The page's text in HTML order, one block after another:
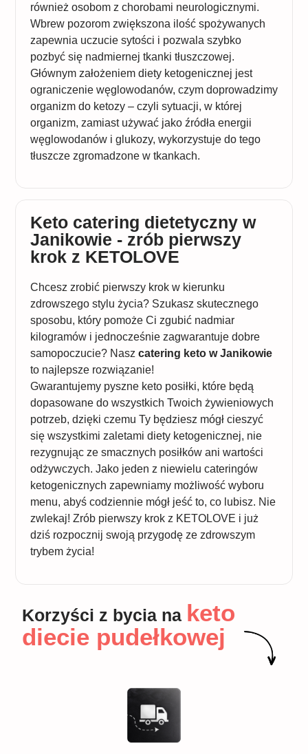
również osobom z chorobami neurologicznymi.
Wbrew pozorom zwiększona ilość spożywanych
zapewnia uczucie sytości i pozwala szybko
pozbyć się nadmiernej tkanki tłuszczowej.
Głównym założeniem diety ketogenicznej jest
ograniczenie węglowodanów, czym doprowadzimy
organizm do ketozy – czyli sytuacji, w której
organizm, zamiast używać jako źródła energii
węglowodanów i glukozy, wykorzystuje do tego
tłuszcze zgromadzone w tkankach.
Keto catering dietetyczny w
Janikowie - zrób pierwszy
krok z KETOLOVE
Chcesz zrobić pierwszy krok w kierunku
zdrowszego stylu życia? Szukasz skutecznego
sposobu, który pomoże Ci zgubić nadmiar
kilogramów i jednocześnie zagwarantuje dobre
samopoczucie? Nasz catering keto w Janikowie
to najlepsze rozwiązanie!
Gwarantujemy pyszne keto posiłki, które będą
dopasowane do wszystkich Twoich żywieniowych
potrzeb, dzięki czemu Ty będziesz mógł cieszyć
się wszystkimi zaletami diety ketogenicznej, nie
rezygnując ze smacznych posiłków ani wartości
odżywczych. Jako jeden z niewielu cateringów
ketogenicznych zapewniamy możliwość wyboru
menu, abyś codziennie mógł jeść to, co lubisz. Nie
zwlekaj! Zrób pierwszy krok z KETOLOVE i już
dziś rozpocznij swoją przygodę ze zdrowszym
trybem życia!
Korzyści z bycia na keto
diecie pudełkowej